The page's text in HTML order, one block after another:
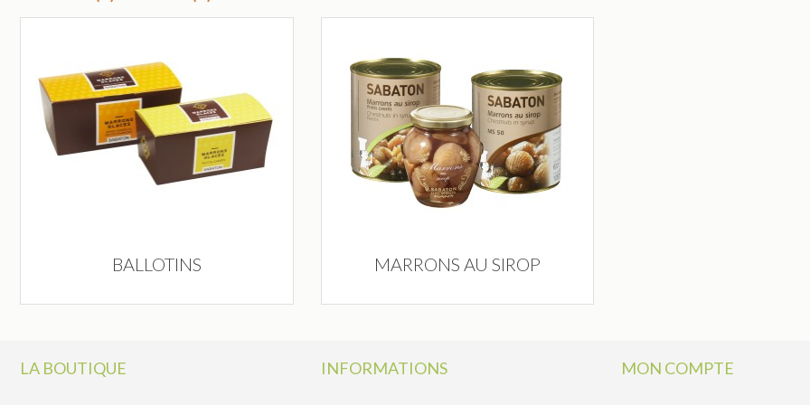
BALLOTINS MARRONS AU SIROP
LA BOUTIQUE INFORMATIONS MON COMPTE